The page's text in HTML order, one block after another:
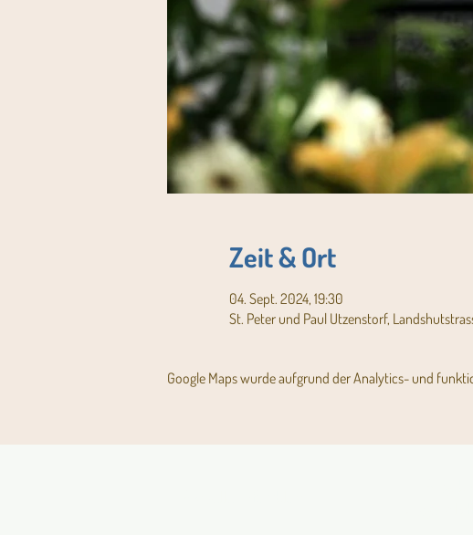
Zeit & Ort
04. Sept. 2024, 19:30
St. Peter und Paul Utzenstorf,
Google Maps wurde aufgrund der Analytics- und